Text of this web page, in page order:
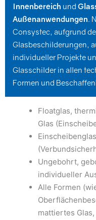
Innenbereich und
Außenanwendungen.
Consystec, aufgrund
Glasbeschilderungen,
individueller Projekte
Glasschilder in allen
Formen und
Floatglas,
Glas
Ungebohrt,
individueller
Alle Formen
mattiertes